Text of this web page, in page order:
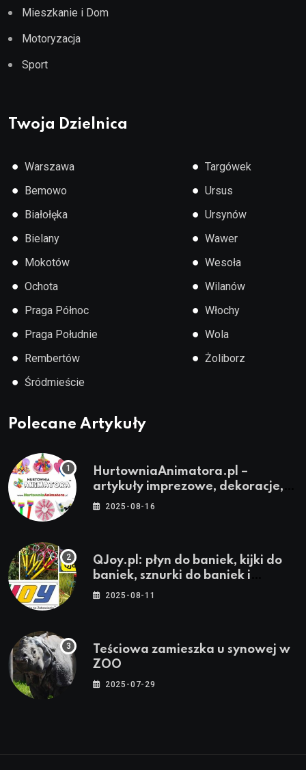
Mieszkanie i Dom
Motoryzacja
Sport
Twoja Dzielnica
● Warszawa
● Bemowo
● Białołęka
● Bielany
● Mokotów
● Ochota
● Praga Północ
● Praga Południe
● Rembertów
● Śródmieście
● Targówek
● Ursus
● Ursynów
● Wawer
● Wesoła
● Wilanów
● Włochy
● Wola
● Żoliborz
Polecane Artykuły
HurtowniaAnimatora.pl –
artykuły imprezowe, dekoracje,
stroje i akcesoria dla animatorów
2025-08-16
QJoy.pl: płyn do baniek, kijki do
baniek, sznurki do baniek i
zestawy do baniek
2025-08-11
Teściowa zamieszka u synowej w
ZOO
2025-07-29